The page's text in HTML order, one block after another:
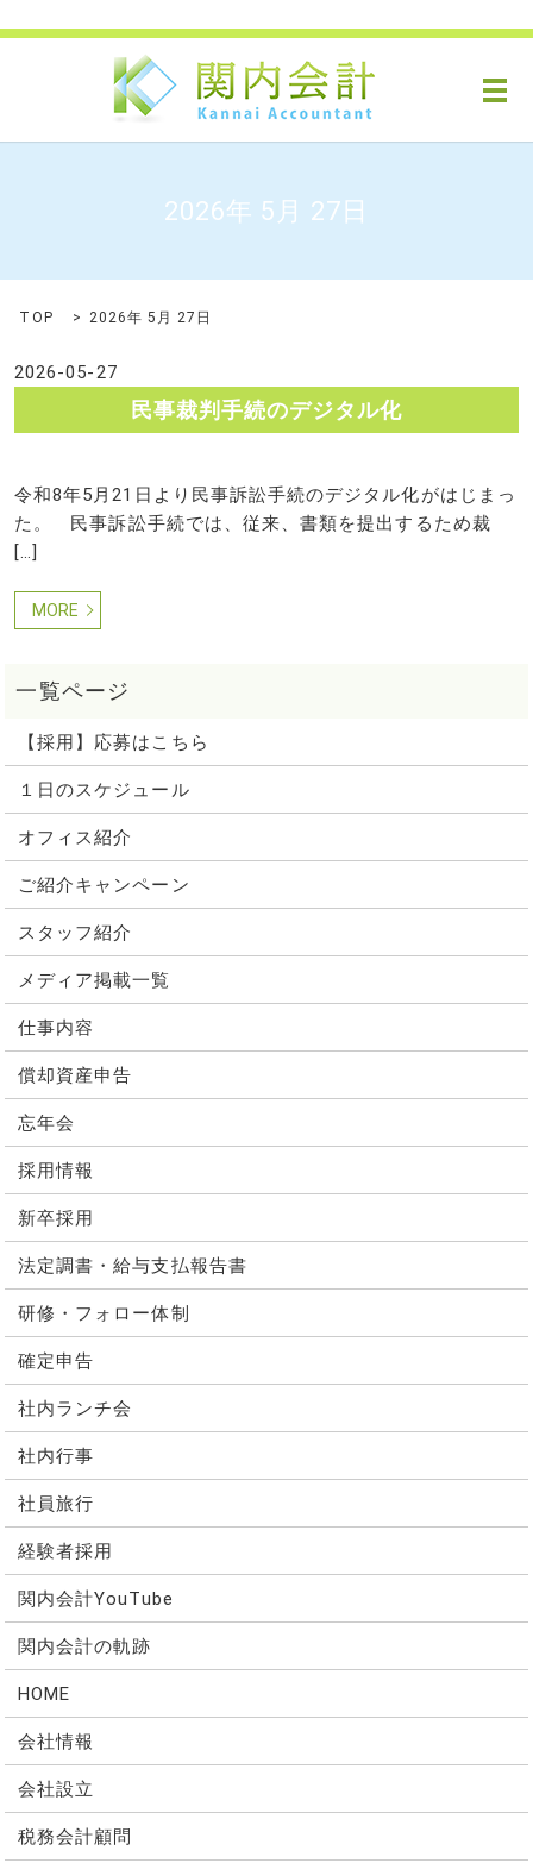
メ
2026年 5月 27日
TOP 2026年 5月 27日
2026-05-27
民事裁判手続のデジタル化
令和8年5月21日より民事訴訟手続のデジタル化がはじまっ
た。 民事訴訟手続では、従来、書類を提出するため裁
[…]
MORE
【採用】応募はこちら
１日のスケジュール
オフィス紹介
ご紹介キャンペーン
スタッフ紹介
メディア掲載一覧
仕事内容
償却資産申告
忘年会
採用情報
新卒採用
法定調書・給与支払報告書
研修・フォロー体制
確定申告
社内ランチ会
社内行事
社員旅行
経験者採用
関内会計YouTube
関内会計の軌跡
HOME
会社情報
会社設立
税務会計顧問